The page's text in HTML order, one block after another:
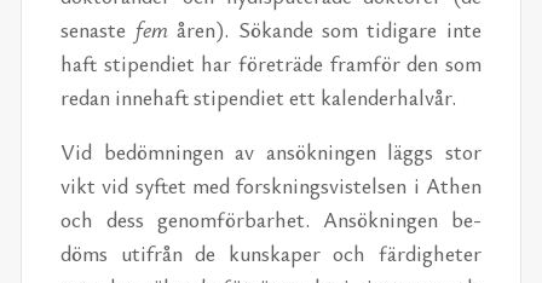
se­nas­te femåren). Sö­kan­de som ti­di­ga­re inte
haft sti­pen­di­et har fö­re­trä­de fram­för den som
re­dan in­ne­haft sti­pen­di­et ett ka­len­der­halv­år.
Vid be­döm­ning­en av an­sök­ning­en läggs stor
vikt vid syf­tet med forsk­nings­vis­tel­sen i Athen
och dess ge­nom­för­bar­het. An­sök­ning­en be­
döms ut­i­från de kun­ska­per och fär­dig­he­ter